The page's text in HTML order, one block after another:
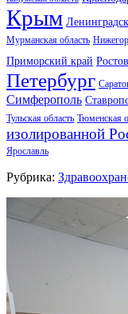
Крым
Мурманская область
Приморский край
Петербург
Симферополь
Тульская область Тюменская
изолированной
Ярославль
Рубрика: